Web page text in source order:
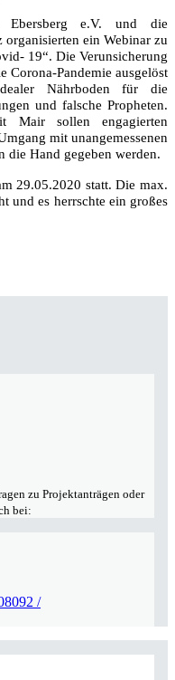
Ebersberg e.V. und die
organisierten ein Webinar zu
19“. Die Verunsicherung
Corona-Pandemie ausgelöst
Nährboden für die
und falsche Propheten.
sollen engagierten
mit unangemessenen
die Hand gegeben werden.
29.05.2020 statt. Die max.
und es herrschte ein großes
zu Projektanträgen oder
bei:
/